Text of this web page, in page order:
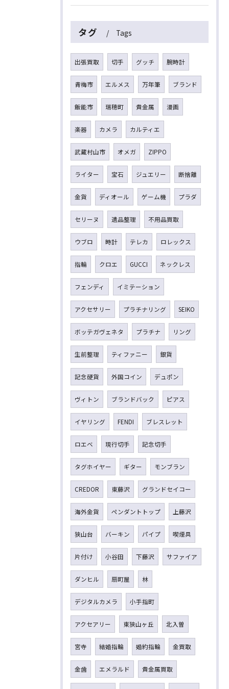
タグ Tags
出張買取 切手 グッチ 腕時計
青梅市 エルメス 万年筆 ブランド
飯能市 瑞穂町 貴金属 漫画
楽器 カメラ カルティエ
武蔵村山市 オメガ ZIPPO
ライター 宝石 ジュエリー 断捨離
金貨 ディオール ゲーム機 プラダ
セリーヌ 遺品整理 不用品買取
ウブロ 時計 テレカ ロレックス
指輪 クロエ GUCCI ネックレス
フェンディ イミテーション
アクセサリー プラチナリング SEIKO
ボッテガヴェネタ プラチナ リング
生前整理 ティファニー 銀貨
記念硬貨 外国コイン デュポン
ヴィトン ブランドバック ピアス
イヤリング FENDI ブレスレット
ロエベ 現行切手 記念切手
タグホイヤー ギター モンブラン
CREDOR 東藤沢 グランドセイコー
海外金貨 ペンダントトップ 上藤沢
狭山台 バーキン パイプ 喫煙具
片付け 小谷田 下藤沢 サファイア
ダンヒル 扇町屋 林
デジタルカメラ 小手指町
アクセアリー 東狭山ヶ丘 北入曽
宮寺 結婚指輪 婚約指輪 金買取
金歯 エメラルド 貴金属買取